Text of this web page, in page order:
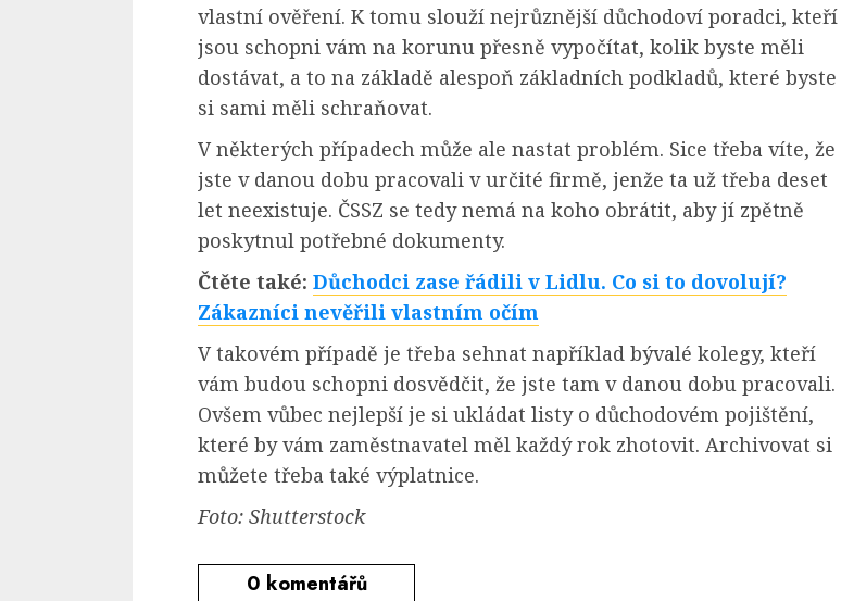
vlastní ověření. K tomu slouží nejrůznější důchodoví poradci, kteří
jsou schopni vám na korunu přesně vypočítat, kolik byste měli
dostávat, a to na základě alespoň základních podkladů, které byste
si sami měli schraňovat.
V některých případech může ale nastat problém. Sice třeba víte, že
jste v danou dobu pracovali v určité firmě, jenže ta už třeba deset
let neexistuje. ČSSZ se tedy nemá na koho obrátit, aby jí zpětně
poskytnul potřebné dokumenty.
Čtěte také: Důchodci zase řádili v Lidlu. Co si to dovolují?
Zákazníci nevěřili vlastním očím
V takovém případě je třeba sehnat například bývalé kolegy, kteří
vám budou schopni dosvědčit, že jste tam v danou dobu pracovali.
Ovšem vůbec nejlepší je si ukládat listy o důchodovém pojištění,
které by vám zaměstnavatel měl každý rok zhotovit. Archivovat si
můžete třeba také výplatnice.
Foto: Shutterstock
0 komentářů